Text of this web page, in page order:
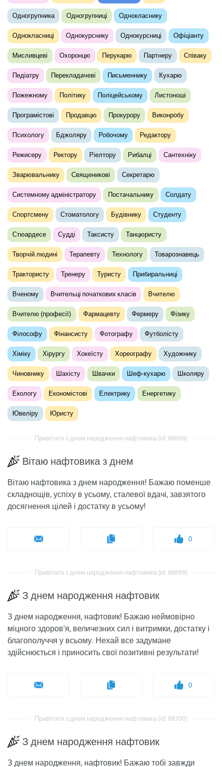
Одногрупника Одногрупниці Однокласнику
Однокласниці Однокурснику Однокурсниці Офіціанту
Мисливцеві Охоронцю Перукарю Партнеру Співаку
Педіатру Перекладачеві Письменнику Кухарю
Пожежному Політику Поліцейському Листоноші
Програмістові Продавцю Прокурору Виконробу
Психологу Бджоляру Робочому Редактору
Режисеру Ректору Ріелтору Рибалці Сантехніку
Зварювальнику Священикові Секретарю
Системному адміністратору Постачальнику Солдату
Спортсмену Стоматологу Будівнику Студенту
Стюардесе Судді Таксисту Танцюристу
Творчій людині Терапевту Технологу Товарознавець
Трактористу Тренеру Туристу Прибиральниці
Вченому Вчительці початкових класів Вчителю
Вчителю (професії) Фармацевту Фермеру Фізику
Філософу Фінансисту Фотографу Футболісту
Хіміку Хірургу Хокеїсту Хореографу Художнику
Чиновнику Шахісту Швачки Шеф-кухарю Школяру
Екологу Економістові Електрику Енергетику
Ювеліру Юристу
Привітати з днем ​​народження нафтовика (id: 88698)
Вітаю нафтовика з днем
Вітаю нафтовика з днем ​​народження! Бажаю поменше
складнощів, успіху в усьому, сталевої вдачі, завзятого
досягнення цілей і достатку в усьому!
0
Привітати з днем ​​народження нафтовика (id: 88699)
З днем ​​народження нафтовик
З днем ​​народження, нафтовик! Бажаю неймовірно
міцного здоров'я, величезних сил і витримки, достатку і
благополуччя у всьому. Нехай все задумане
здійснюється і приносить свої позитивні результати!
0
Привітати з днем ​​народження нафтовика (id: 88700)
З днем ​​народження нафтовик
З днем ​​народження, нафтовик! Бажаю тобі завжди